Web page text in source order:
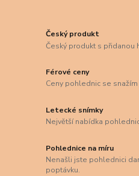
Český produkt
Český produkt s přidanou
Férové ceny
Ceny pohlednic se
Letecké snímky
Největší nabídka
Pohlednice na míru
Nenašli jste pohlednici
poptávku.